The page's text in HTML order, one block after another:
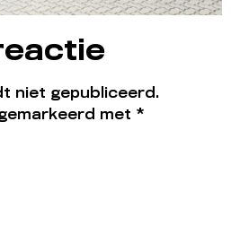
niet gepubliceerd.
met *